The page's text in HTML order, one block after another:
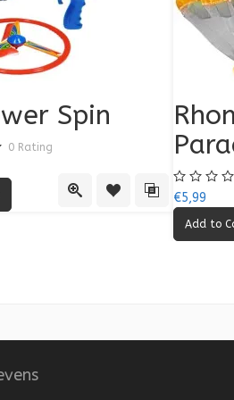
Quick ViewAdd to Wishlist
Add to
Spin
0 Rating
€5,99